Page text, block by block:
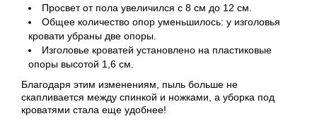
Просвет от пола увеличился с 8 см до 12 см.
Общее количество опор уменьшилось: у изголовья
кровати убраны две опоры.
Изголовье кроватей установлено на пластиковые
опоры высотой 1,6 см.
Благодаря этим изменениям, пыль больше не
скапливается между спинкой и ножками, а уборка под
кроватями стала еще удобнее!